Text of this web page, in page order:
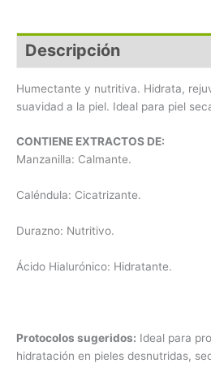
Descripción
Humectante y nutritiva. Hidrata,
suavidad a la piel. Ideal para piel
CONTIENE EXTRACTOS DE:
Manzanilla: Calmante.
Caléndula: Cicatrizante.
Durazno: Nutritivo.
Ácido Hialurónico: Hidratante.
Protocolos sugeridos: Ideal para
hidratación en pieles desnutridas,